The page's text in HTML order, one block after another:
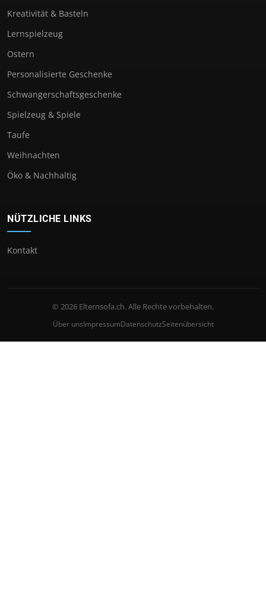
Kreativität & Basteln
Lernspielzeug
Ostern
Personalisierte Geschenke
Schwangerschaftsgeschenke
Spielzeug & Spiele
Taufe
Weihnachten
Öko & Nachhaltig
NÜTZLICHE LINKS
Kontakt
© 2026 Elternsofa.ch. Alle Rechte vorbehalten.
Über unsImpressumDatenschutzSeitenübersicht